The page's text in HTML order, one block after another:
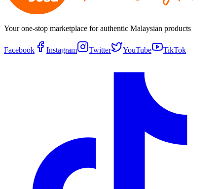
Your one-stop marketplace for authentic Malaysian products
Facebook Instagram Twitter YouTube TikTok